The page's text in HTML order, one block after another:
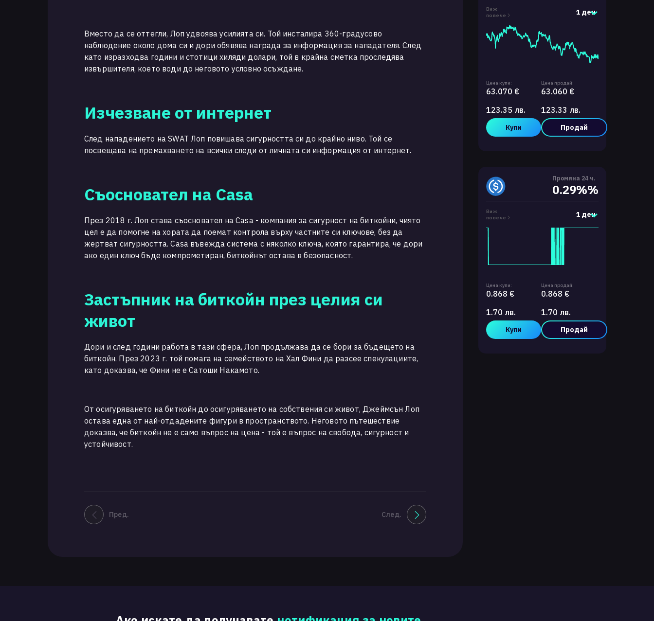
Вместо да се оттегли, Лоп удвоява усилията си. Той инсталира 360-градусово
наблюдение около дома си и дори обявява награда за информация за нападателя. След
като изразходва години и стотици хиляди долари, той в крайна сметка проследява
извършителя, което води до неговото условно осъждане.
Изчезване от интернет
След нападението на SWAT Лоп повишава сигурността си до крайно ниво. Той се
посвещава на премахването на всички следи от личната си информация от интернет.
Съосновател на Casa
През 2018 г. Лоп става съосновател на Casa - компания за сигурност на биткойни, чиято
цел е да помогне на хората да поемат контрола върху частните си ключове, без да
жертват сигурността. Casa въвежда система с няколко ключа, която гарантира, че дори
ако един ключ бъде компрометиран, биткойнът остава в безопасност.
Застъпник на биткойн през целия си
живот
Дори и след години работа в тази сфера, Лоп продължава да се бори за бъдещето на
биткойн. През 2023 г. той помага на семейството на Хал Фини да разсее спекулациите,
като доказва, че Фини не е Сатоши Накамото.
От осигуряването на биткойн до осигуряването на собствения си живот, Джеймсън Лоп
остава една от най-отдадените фигури в пространството. Неговото пътешествие
доказва, че биткойн не е само въпрос на цена - той е въпрос на свобода, сигурност и
устойчивост.
Пред. След.
Виж
повече
1 ден
Цена купи:
63.070 €
123.35 лв.
Купи
Цена продай:
63.060 €
123.33 лв.
Продай
Промяна 24 ч.
0.29%%
Виж
повече
1 ден
Цена купи:
0.868 €
1.70 лв.
Купи
Цена продай:
0.868 €
1.70 лв.
Продай